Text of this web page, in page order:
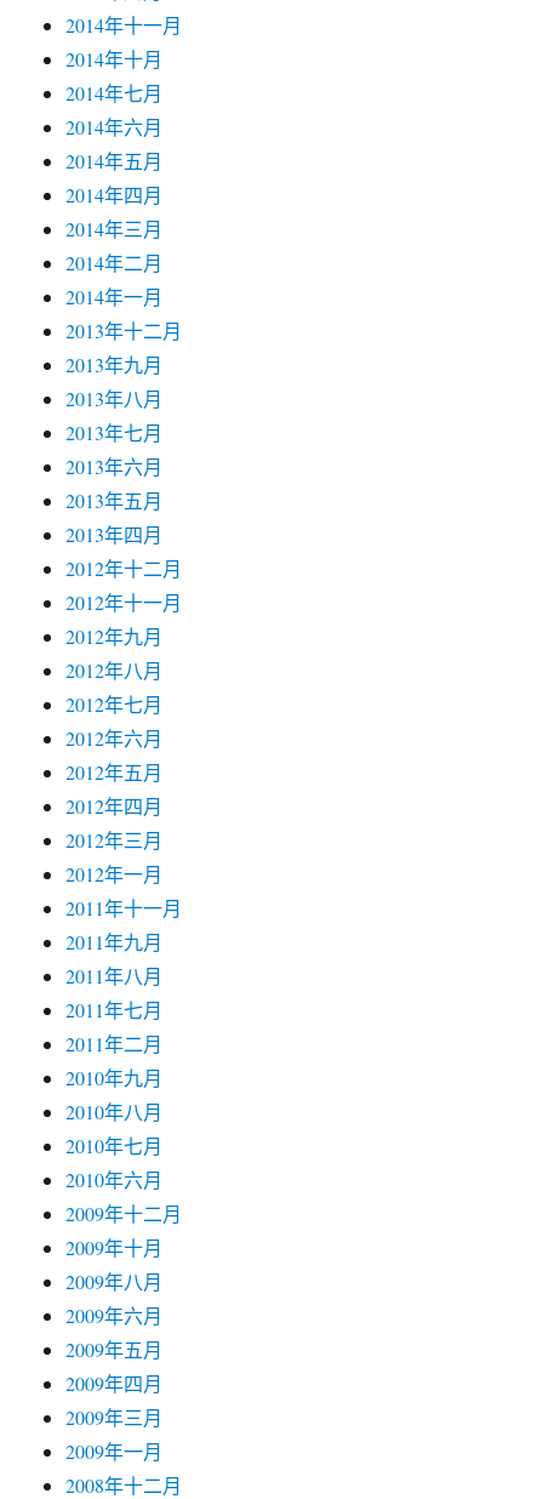
2014年十一月
2014年十月
2014年七月
2014年六月
2014年五月
2014年四月
2014年三月
2014年二月
2014年一月
2013年十二月
2013年九月
2013年八月
2013年七月
2013年六月
2013年五月
2013年四月
2012年十二月
2012年十一月
2012年九月
2012年八月
2012年七月
2012年六月
2012年五月
2012年四月
2012年三月
2012年一月
2011年十一月
2011年九月
2011年八月
2011年七月
2011年二月
2010年九月
2010年八月
2010年七月
2010年六月
2009年十二月
2009年十月
2009年八月
2009年六月
2009年五月
2009年四月
2009年三月
2009年一月
2008年十二月